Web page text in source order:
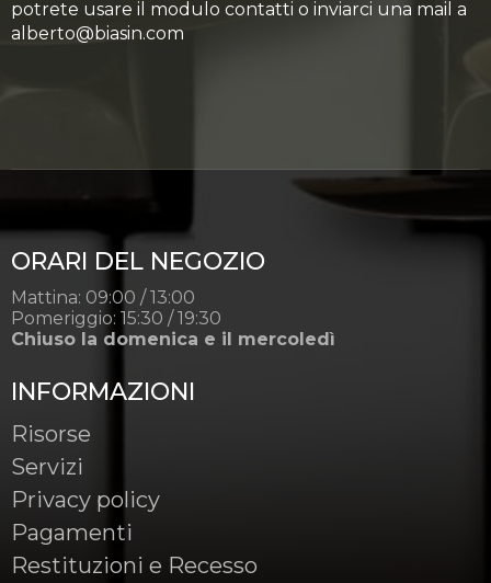
potrete usare il modulo contatti o inviarci una mail a
alberto@biasin.com
ORARI DEL NEGOZIO
Mattina: 09:00 / 13:00
Pomeriggio: 15:30 / 19:30
Chiuso la domenica e il mercoledì
INFORMAZIONI
Risorse
Servizi
Privacy policy
Pagamenti
Restituzioni e Recesso